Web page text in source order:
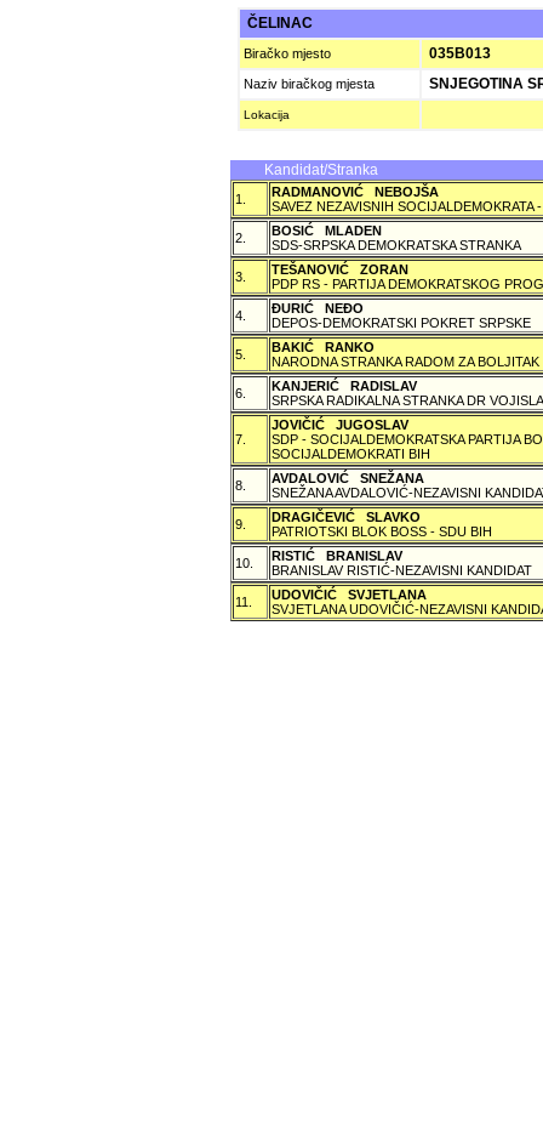
ČELINAC
Biračko mjesto 035B013
Naziv biračkog mjesta SNJEGOTINA
Lokacija
Kandidat/Stranka
1.
RADMANOVIĆ NEBOJŠA
SAVEZ NEZAVISNIH SOCIJALDEMOKRATA
2.
BOSIĆ MLADEN
SDS-SRPSKA DEMOKRATSKA STRANKA
3.
TEŠANOVIĆ ZORAN
PDP RS - PARTIJA DEMOKRATSKOG
4.
ÐURIĆ NEÐO
DEPOS-DEMOKRATSKI POKRET SRPSKE
5.
BAKIĆ RANKO
NARODNA STRANKA RADOM ZA BOLJITAK
6.
KANJERIĆ RADISLAV
SRPSKA RADIKALNA STRANKA DR
7.
JOVIČIĆ JUGOSLAV
SDP - SOCIJALDEMOKRATSKA PARTIJA
SOCIJALDEMOKRATI BIH
8.
AVDALOVIĆ SNEŽANA
SNEŽANA AVDALOVIĆ-NEZAVISNI
9.
DRAGIČEVIĆ SLAVKO
PATRIOTSKI BLOK BOSS - SDU BIH
10.
RISTIĆ BRANISLAV
BRANISLAV RISTIĆ-NEZAVISNI KANDIDAT
11.
UDOVIČIĆ SVJETLANA
SVJETLANA UDOVIČIĆ-NEZAVISNI